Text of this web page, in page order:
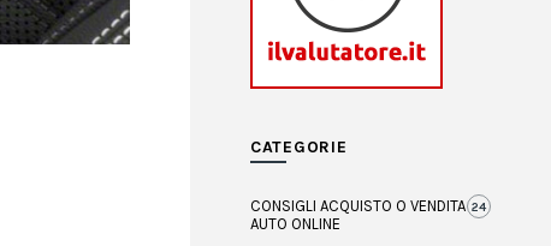
CATEGORIE
CONSIGLI ACQUISTO O VENDITA
AUTO ONLINE
24